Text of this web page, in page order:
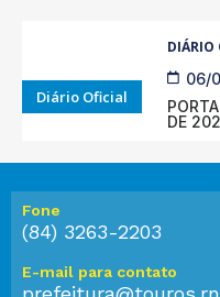
Diário Oficial
DIÁRIO
06/
DE
Fone
(84) 3263-2203
E-mail para contato